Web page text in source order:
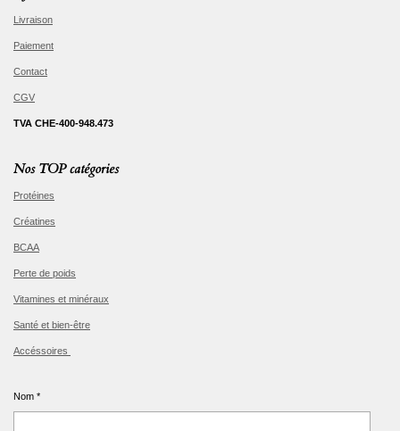
Livraison
Paiement
Contact
CGV
TVA CHE-400-948.473
Nos TOP catégories
Protéines
Créatines
BCAA
Perte de poids
Vitamines et minéraux
Santé et bien-être
Accéssoires
Nom *